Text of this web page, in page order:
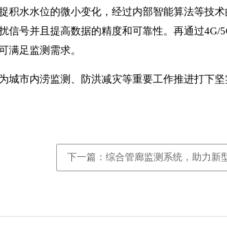
水水位的微小变化，经过内部智能算法等技
号并且提高数据的精度和可靠性。再通过4G/
满足监测需求。
市内涝监测、防洪减灾等重要工作推进打下坚
下一篇：综合管廊监测系统，助力新